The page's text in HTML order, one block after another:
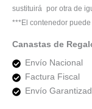
sustituirá por otra de
***El contenedor
Canastas de
Envío Nacional
Factura Fiscal
Envío